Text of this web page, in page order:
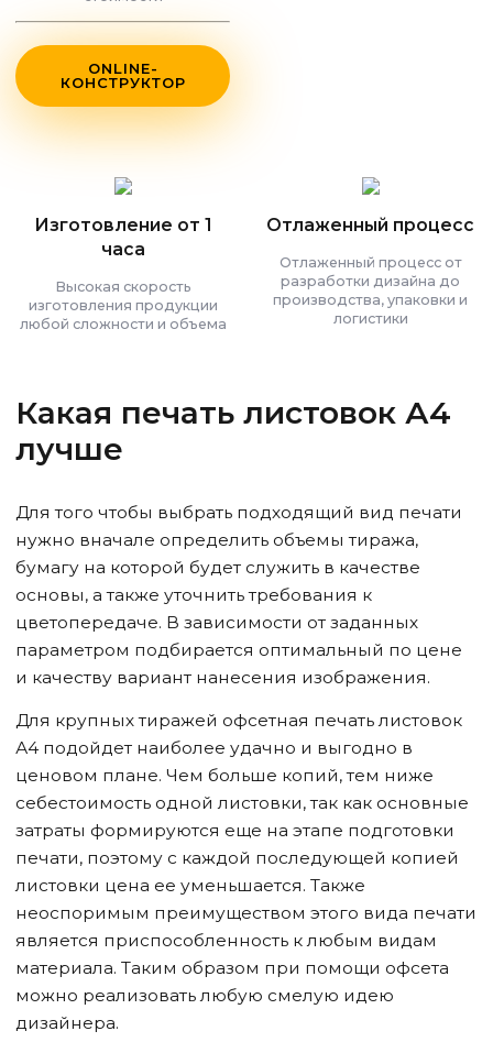
ONLINE-
КОНСТРУКТОР
Изготовление от 1
часа
Высокая скорость
изготовления продукции
любой сложности и объема
Отлаженный процесс
Отлаженный процесс от
разработки дизайна до
производства, упаковки и
логистики
Какая печать листовок А4
лучше
Для того чтобы выбрать подходящий вид печати
нужно вначале определить объемы тиража,
бумагу на которой будет служить в качестве
основы, а также уточнить требования к
цветопередаче. В зависимости от заданных
параметром подбирается оптимальный по цене
и качеству вариант нанесения изображения.
Для крупных тиражей офсетная печать листовок
А4 подойдет наиболее удачно и выгодно в
ценовом плане. Чем больше копий, тем ниже
себестоимость одной листовки, так как основные
затраты формируются еще на этапе подготовки
печати, поэтому с каждой последующей копией
листовки цена ее уменьшается. Также
неоспоримым преимуществом этого вида печати
является приспособленность к любым видам
материала. Таким образом при помощи офсета
можно реализовать любую смелую идею
дизайнера.